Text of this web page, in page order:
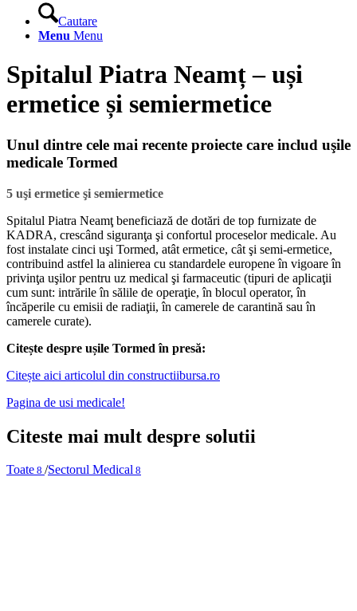
Cautare
Menu Menu
Spitalul Piatra Neamț – uși
ermetice și semiermetice
Unul dintre cele mai recente proiecte care includ uşile
medicale Tormed
5 uşi ermetice şi semiermetice
Spitalul Piatra Neamţ beneficiază de dotări de top furnizate de
KADRA, crescând siguranţa şi confortul proceselor medicale. Au
fost instalate cinci uşi Tormed, atât ermetice, cât şi semi-ermetice,
contribuind astfel la alinierea cu standardele europene în vigoare în
privinţa uşilor pentru uz medical şi farmaceutic (tipuri de aplicaţii
cum sunt: intrările în sălile de operaţie, în blocul operator, în
încăperile cu emisii de radiaţii, în camerele de carantină sau în
camerele curate).
Citește despre ușile Tormed în presă:
Citește aici articolul din constructiibursa.ro
Pagina de usi medicale!
Citeste mai mult despre solutii
Toate 8 /Sectorul Medical 8